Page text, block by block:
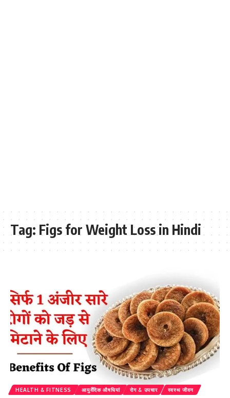
Tag: Figs for Weight Loss in Hindi
HEALTH & FITNESS आयुर्वेदिक औषधियां रोग & उपचार स्वस्थ जीवन